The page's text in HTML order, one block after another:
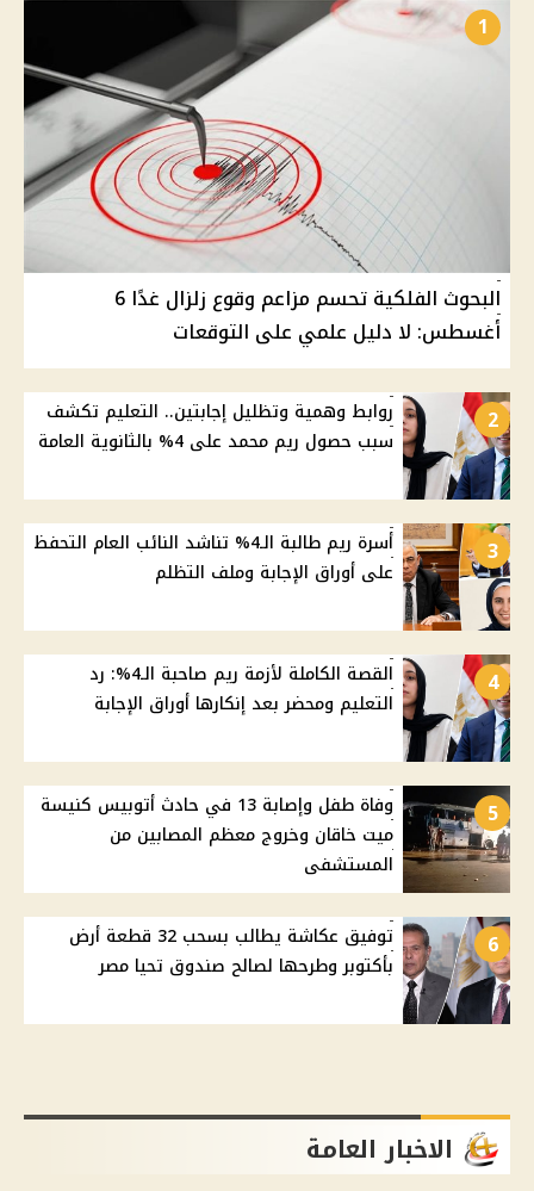
1
البحوث الفلكية تحسم مزاعم وقوع زلزال غدًا 6
أغسطس: لا دليل علمي على التوقعات
2
روابط وهمية وتظليل إجابتين.. التعليم تكشف
سبب حصول ريم محمد على 4% بالثانوية العامة
3
أسرة ريم طالبة الـ4% تناشد النائب العام التحفظ
على أوراق الإجابة وملف التظلم
4
القصة الكاملة لأزمة ريم صاحبة الـ4%: رد
التعليم ومحضر بعد إنكارها أوراق الإجابة
5
وفاة طفل وإصابة 13 في حادث أتوبيس كنيسة
ميت خاقان وخروج معظم المصابين من
المستشفى
6
توفيق عكاشة يطالب بسحب 32 قطعة أرض
بأكتوبر وطرحها لصالح صندوق تحيا مصر
الاخبار العامة